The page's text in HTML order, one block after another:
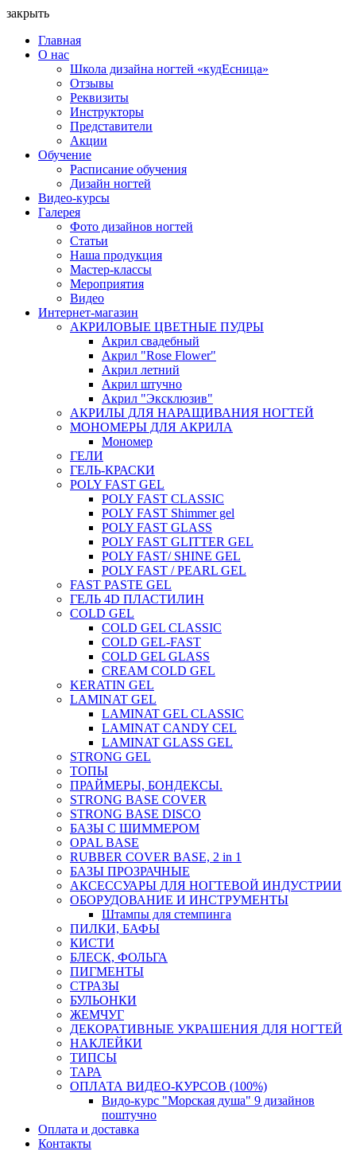
закрыть
Главная
О нас
Школа дизайна ногтей «кудЕсница»
Отзывы
Реквизиты
Инструкторы
Представители
Акции
Обучение
Расписание обучения
Дизайн ногтей
Видео-курсы
Галерея
Фото дизайнов ногтей
Статьи
Наша продукция
Мастер-классы
Мероприятия
Видео
Интернет-магазин
АКРИЛОВЫЕ ЦВЕТНЫЕ ПУДРЫ
Акрил свадебный
Акрил "Rose Flower"
Акрил летний
Акрил штучно
Акрил "Эксклюзив"
АКРИЛЫ ДЛЯ НАРАЩИВАНИЯ НОГТЕЙ
МОНОМЕРЫ ДЛЯ АКРИЛА
Мономер
ГЕЛИ
ГЕЛЬ-КРАСКИ
POLY FAST GEL
POLY FAST CLASSIC
POLY FAST Shimmer gel
POLY FAST GLASS
POLY FAST GLITTER GEL
POLY FAST/ SHINE GEL
POLY FAST / PEARL GEL
FAST PASTE GEL
ГЕЛЬ 4D ПЛАСТИЛИН
COLD GEL
COLD GEL CLASSIC
COLD GEL-FAST
COLD GEL GLASS
CREAM COLD GEL
KERATIN GEL
LAMINAT GEL
LAMINAT GEL CLASSIС
LAMINAT CANDY CEL
LAMINAT GLASS GEL
STRONG GEL
ТОПЫ
ПРАЙМЕРЫ, БОНДЕКСЫ.
STRONG BASE COVER
STRONG BASE DISCO
БАЗЫ С ШИММЕРОМ
OPAL BASE
RUBBER COVER BASE, 2 in 1
БАЗЫ ПРОЗРАЧНЫЕ
АКСЕССУАРЫ ДЛЯ НОГТЕВОЙ ИНДУСТРИИ
ОБОРУДОВАНИЕ И ИНСТРУМЕНТЫ
Штампы для стемпинга
ПИЛКИ, БАФЫ
КИСТИ
БЛЕСК, ФОЛЬГА
ПИГМЕНТЫ
СТРАЗЫ
БУЛЬОНКИ
ЖЕМЧУГ
ДЕКОРАТИВНЫЕ УКРАШЕНИЯ ДЛЯ НОГТЕЙ
НАКЛЕЙКИ
ТИПСЫ
ТАРА
ОПЛАТА ВИДЕО-КУРСОВ (100%)
Видо-курс "Морская душа" 9 дизайнов
поштучно
Оплата и доставка
Контакты